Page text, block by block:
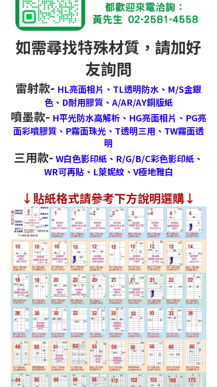
如需尋找特殊材質，請加好
友詢問
雷射款- HL亮面相片、 TL透明防水、 M/S金銀
色、 D耐用膠質、 A/AR/AY銅版紙
噴墨款- H平光防水高解析、 HG亮面相片、 PG亮
面彩噴膠質、 P霧面珠光、 T透明三用、 TW霧面透
明
三用款- W白色影印紙、 R/G/B/C彩色影印紙、
WR可再貼、 L萊妮紋、 V極地雅白
↓ 貼紙格式請參考下方說明選購↓